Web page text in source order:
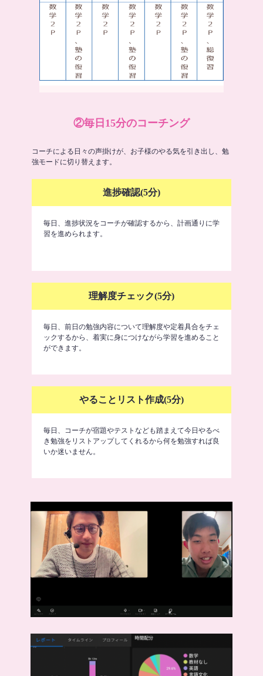
②毎日15分のコーチング
コーチによる日々の声掛けが、お子様のやる気を引き出し、勉
強モードに切り替えます。
進捗確認(5分)
毎日、進捗状況をコーチが確認するから、計画通りに学
習を進められます。
理解度チェック(5分)
毎日、前日の勉強内容について理解度や定着具合をチェ
ックするから、着実に身につけながら学習を進めること
ができます。
やることリスト作成(5分)
毎日、コーチが宿題やテストなども踏まえて今日やるべ
き勉強をリストアップしてくれるから何を勉強すれば良
いか迷いません。